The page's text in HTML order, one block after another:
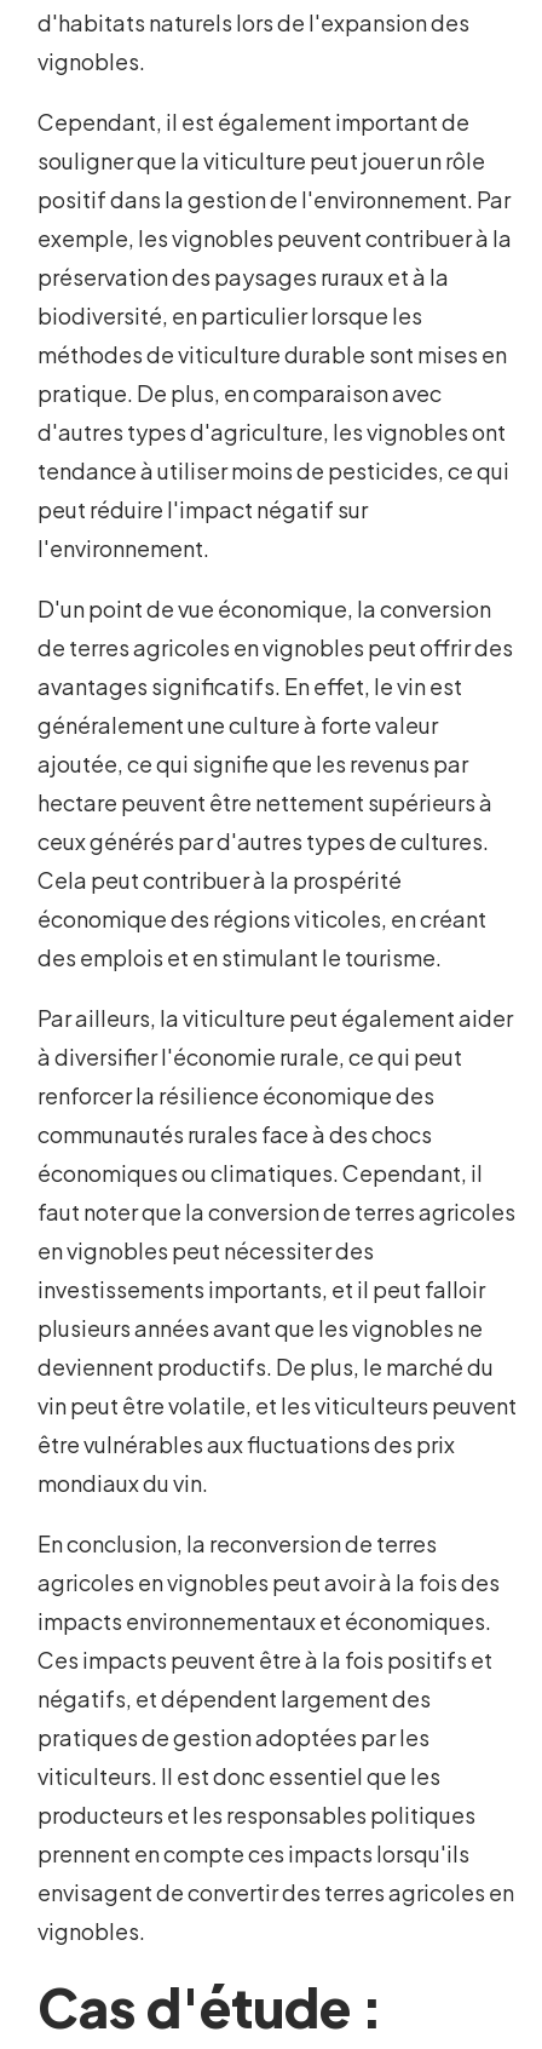
d'habitats naturels lors de l'expansion des
vignobles.
Cependant, il est également important de
souligner que la viticulture peut jouer un rôle
positif dans la gestion de l'environnement. Par
exemple, les vignobles peuvent contribuer à la
préservation des paysages ruraux et à la
biodiversité, en particulier lorsque les
méthodes de viticulture durable sont mises en
pratique. De plus, en comparaison avec
d'autres types d'agriculture, les vignobles ont
tendance à utiliser moins de pesticides, ce qui
peut réduire l'impact négatif sur
l'environnement.
D'un point de vue économique, la conversion
de terres agricoles en vignobles peut offrir des
avantages significatifs. En effet, le vin est
généralement une culture à forte valeur
ajoutée, ce qui signifie que les revenus par
hectare peuvent être nettement supérieurs à
ceux générés par d'autres types de cultures.
Cela peut contribuer à la prospérité
économique des régions viticoles, en créant
des emplois et en stimulant le tourisme.
Par ailleurs, la viticulture peut également aider
à diversifier l'économie rurale, ce qui peut
renforcer la résilience économique des
communautés rurales face à des chocs
économiques ou climatiques. Cependant, il
faut noter que la conversion de terres agricoles
en vignobles peut nécessiter des
investissements importants, et il peut falloir
plusieurs années avant que les vignobles ne
deviennent productifs. De plus, le marché du
vin peut être volatile, et les viticulteurs peuvent
être vulnérables aux fluctuations des prix
mondiaux du vin.
En conclusion, la reconversion de terres
agricoles en vignobles peut avoir à la fois des
impacts environnementaux et économiques.
Ces impacts peuvent être à la fois positifs et
négatifs, et dépendent largement des
pratiques de gestion adoptées par les
viticulteurs. Il est donc essentiel que les
producteurs et les responsables politiques
prennent en compte ces impacts lorsqu'ils
envisagent de convertir des terres agricoles en
vignobles.
Cas d'étude :